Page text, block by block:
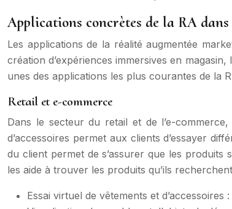
Applications concrètes de la RA
Les applications de la réalité augmentée
création d’expériences immersives en
unes des applications les plus courantes de la
Retail et e-commerce
Dans le secteur du retail et de l’e-
d’accessoires permet aux clients d’essayer
du client permet de s’assurer que les produits
les aide à trouver les produits qu’ils
Essai virtuel de vêtements et